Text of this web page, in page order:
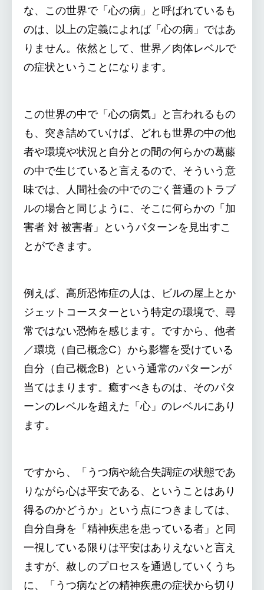
な、この世界で「心の病」と呼ばれているも
のは、以上の定義によれば「心の病」ではあ
りません。依然として、世界／肉体レベルで
の症状ということになります。
この世界の中で「心の病気」と言われるもの
も、突き詰めていけば、どれも世界の中の他
者や環境や状況と自分との間の何らかの葛藤
の中で生じていると言えるので、そういう意
味では、人間社会の中でのごく普通のトラブ
ルの場合と同じように、そこに何らかの「加
害者 対 被害者」というパターンを見出すこ
とができます。
例えば、高所恐怖症の人は、ビルの屋上とか
ジェットコースターという特定の環境で、尋
常ではない恐怖を感じます。ですから、他者
／環境（自己概念C）から影響を受けている
自分（自己概念B）という通常のパターンが
当てはまります。癒すべきものは、そのパタ
ーンのレベルを超えた「心」のレベルにあり
ます。
ですから、「うつ病や統合失調症の状態であ
りながら心は平安である、ということはあり
得るのかどうか」という点につきましては、
自分自身を「精神疾患を患っている者」と同
一視している限りは平安はありえないと言え
ますが、赦しのプロセスを通過していくうち
に、「うつ病などの精神疾患の症状から切り